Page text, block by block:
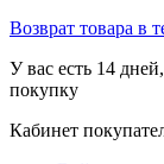
Возврат товара в
У вас есть 14
покупку
Кабинет